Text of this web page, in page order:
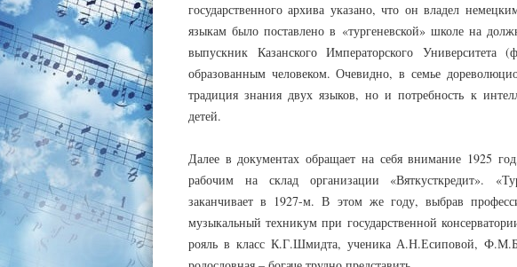
государственного архива указано, что он владел
языкам было поставлено в «тургеневской» школе на
выпускник Казанского Императорского Университета
образованным человеком. Очевидно, в семье
традиция знания двух языков, но и потребность к
детей.
Далее в документах обращает на себя внимание 1925
рабочим на склад организации «Вяткусткредит».
заканчивает в 1927-м. В этом же году, выбрав
музыкальный техникум при государственной
рояль в класс К.Г.Шмидта, ученика А.Н.Есиповой,